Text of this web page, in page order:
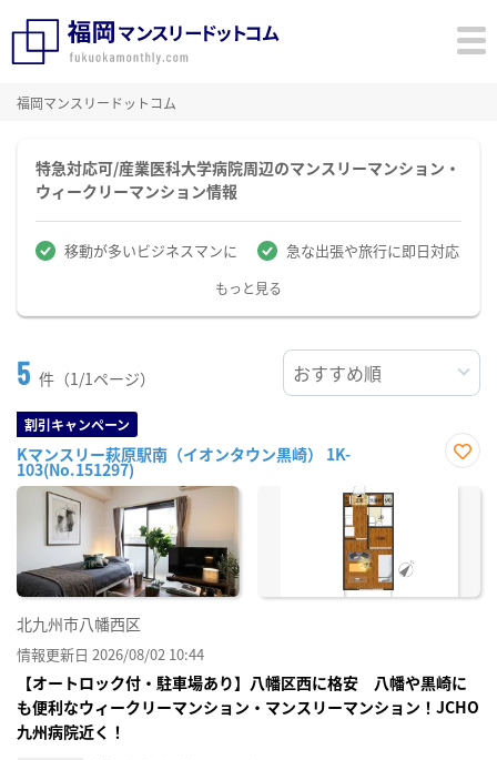
福岡マンスリードットコム
特急対応可/産業医科大学病院周辺のマンスリーマンション・
ウィークリーマンション情報
移動が多いビジネスマンに 急な出張や旅行に即日対応
もっと見る
5 件（1/1ページ）
割引キャンペーン
Kマンスリー萩原駅南（イオンタウン黒崎） 1K-
103(No.151297)
に入
北九州市八幡西区
情報更新日 2026/08/02 10:44
【オートロック付・駐車場あり】八幡区西に格安 八幡や黒崎に
も便利なウィークリーマンション・マンスリーマンション！JCHO
九州病院近く！